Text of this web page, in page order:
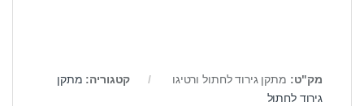
מק"ט: מתקן גירוד לחתול ורטיגו קטגוריה: מתקן
גירוד לחתול